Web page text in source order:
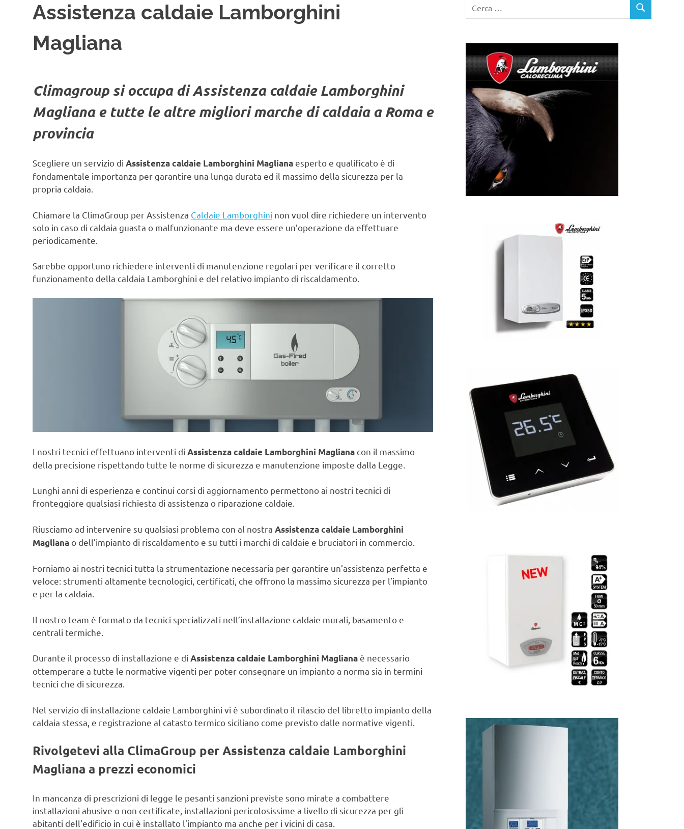
Assistenza caldaie Lamborghini
Magliana
Climagroup si occupa di Assistenza caldaie Lamborghini
Magliana e tutte le altre migliori marche di caldaia a Roma e
provincia
Scegliere un servizio di Assistenza caldaie Lamborghini Magliana esperto e qualificato è di
fondamentale importanza per garantire una lunga durata ed il massimo della sicurezza per la
propria caldaia.
Chiamare la ClimaGroup per Assistenza Caldaie Lamborghini non vuol dire richiedere un intervento
solo in caso di caldaia guasta o malfunzionante ma deve essere un’operazione da effettuare
periodicamente.
Sarebbe opportuno richiedere interventi di manutenzione regolari per verificare il corretto
funzionamento della caldaia Lamborghini e del relativo impianto di riscaldamento.
I nostri tecnici effettuano interventi di Assistenza caldaie Lamborghini Magliana con il massimo
della precisione rispettando tutte le norme di sicurezza e manutenzione imposte dalla Legge.
Lunghi anni di esperienza e continui corsi di aggiornamento permettono ai nostri tecnici di
fronteggiare qualsiasi richiesta di assistenza o riparazione caldaie.
Riusciamo ad intervenire su qualsiasi problema con al nostra Assistenza caldaie Lamborghini
Magliana o dell’impianto di riscaldamento e su tutti i marchi di caldaie e bruciatori in commercio.
Forniamo ai nostri tecnici tutta la strumentazione necessaria per garantire un’assistenza perfetta e
veloce: strumenti altamente tecnologici, certificati, che offrono la massima sicurezza per l’impianto
e per la caldaia.
Il nostro team è formato da tecnici specializzati nell’installazione caldaie murali, basamento e
centrali termiche.
Durante il processo di installazione e di Assistenza caldaie Lamborghini Magliana è necessario
ottemperare a tutte le normative vigenti per poter consegnare un impianto a norma sia in termini
tecnici che di sicurezza.
Nel servizio di installazione caldaie Lamborghini vi è subordinato il rilascio del libretto impianto della
caldaia stessa, e registrazione al catasto termico siciliano come previsto dalle normative vigenti.
Rivolgetevi alla ClimaGroup per Assistenza caldaie Lamborghini
Magliana a prezzi economici
In mancanza di prescrizioni di legge le pesanti sanzioni previste sono mirate a combattere
installazioni abusive o non certificate, installazioni pericolosissime a livello di sicurezza per gli
abitanti dell’edificio in cui è installato l’impianto ma anche per i vicini di casa.
per:
CERCA